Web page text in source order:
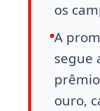
os
A
segue
ouro,